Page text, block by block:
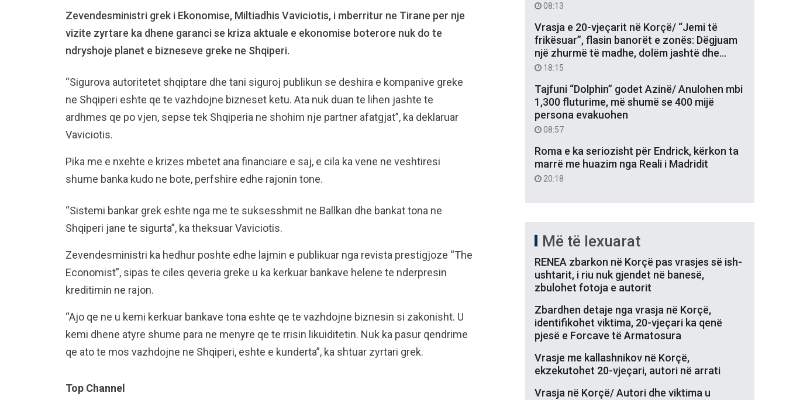
Zevendesministri grek i Ekonomise, Miltiadhis Vaviciotis, i mberritur ne Tirane per nje
vizite zyrtare ka dhene garanci se kriza aktuale e ekonomise boterore nuk do te
ndryshoje planet e bizneseve greke ne Shqiperi.
“Sigurova autoritetet shqiptare dhe tani siguroj publikun se deshira e kompanive greke
ne Shqiperi eshte qe te vazhdojne bizneset ketu. Ata nuk duan te lihen jashte te
ardhmes qe po vjen, sepse tek Shqiperia ne shohim nje partner afatgjat”, ka deklaruar
Vaviciotis.
Pika me e nxehte e krizes mbetet ana financiare e saj, e cila ka vene ne veshtiresi
shume banka kudo ne bote, perfshire edhe rajonin tone.
“Sistemi bankar grek eshte nga me te suksesshmit ne Ballkan dhe bankat tona ne
Shqiperi jane te sigurta”, ka theksuar Vaviciotis.
Zevendesministri ka hedhur poshte edhe lajmin e publikuar nga revista prestigjoze “The
Economist”, sipas te ciles qeveria greke u ka kerkuar bankave helene te nderpresin
kreditimin ne rajon.
“Ajo qe ne u kemi kerkuar bankave tona eshte qe te vazhdojne biznesin si zakonisht. U
kemi dhene atyre shume para ne menyre qe te rrisin likuiditetin. Nuk ka pasur qendrime
qe ato te mos vazhdojne ne Shqiperi, eshte e kunderta”, ka shtuar zyrtari grek.
Top Channel
08:13
Vrasja e 20-vjeçarit në Korçë/ “Jemi të
frikësuar”, flasin banorët e zonës: Dëgjuam
një zhurmë të madhe, dolëm jashtë dhe…
18:15
Tajfuni “Dolphin” godet Azinë/ Anulohen mbi
1,300 fluturime, më shumë se 400 mijë
persona evakuohen
08:57
Roma e ka seriozisht për Endrick, kërkon ta
marrë me huazim nga Reali i Madridit
20:18
Më të lexuarat
RENEA zbarkon në Korçë pas vrasjes së ish-
ushtarit, i riu nuk gjendet në banesë,
zbulohet fotoja e autorit
Zbardhen detaje nga vrasja në Korçë,
identifikohet viktima, 20-vjeçari ka qenë
pjesë e Forcave të Armatosura
Vrasje me kallashnikov në Korçë,
ekzekutohet 20-vjeçari, autori në arrati
Vrasja në Korçë/ Autori dhe viktima u